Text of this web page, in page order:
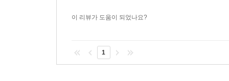
이 리뷰가 도움이 되었나요?
1